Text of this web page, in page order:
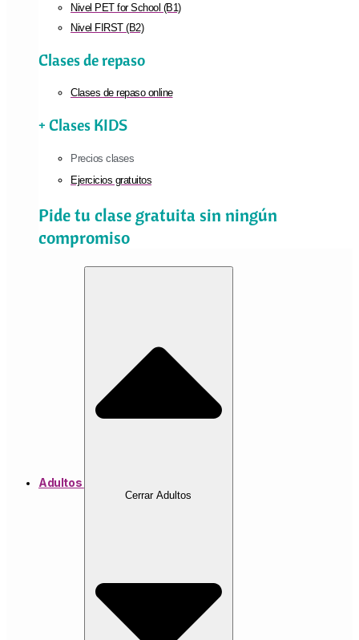
Nivel PET for School (B1)
Nivel FIRST (B2)
Clases de repaso
Clases de repaso online
+ Clases KIDS
Precios clases
Ejercicios gratuitos
Pide tu clase gratuita sin ningún
compromiso
Adultos
Cerrar Adultos